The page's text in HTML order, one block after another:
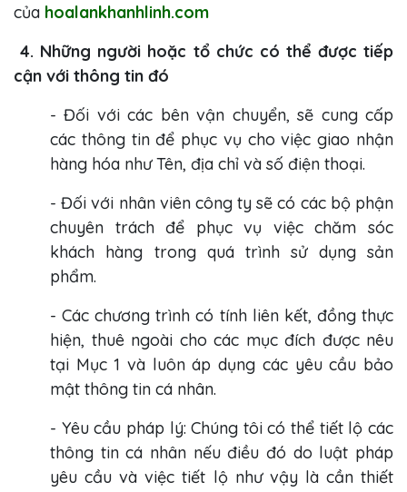
của hoalankhanhlinh.com
4. Những người hoặc tổ chức có thể được tiếp
cận với thông tin đó
- Đối với các bên vận chuyển, sẽ cung cấp
các thông tin để phục vụ cho việc giao nhận
hàng hóa như Tên, địa chỉ và số điện thoại.
- Đối với nhân viên công ty sẽ có các bộ phận
chuyên trách để phục vụ việc chăm sóc
khách hàng trong quá trình sử dụng sản
phẩm.
- Các chương trình có tính liên kết, đồng thực
hiện, thuê ngoài cho các mục đích được nêu
tại Mục 1 và luôn áp dụng các yêu cầu bảo
mật thông tin cá nhân.
- Yêu cầu pháp lý: Chúng tôi có thể tiết lộ các
thông tin cá nhân nếu điều đó do luật pháp
yêu cầu và việc tiết lộ như vậy là cần thiết